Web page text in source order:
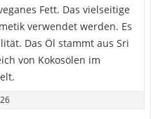
Fett. Das vielseitige
verwendet werden. Es
Das Öl stammt aus Sri
von Kokosölen im